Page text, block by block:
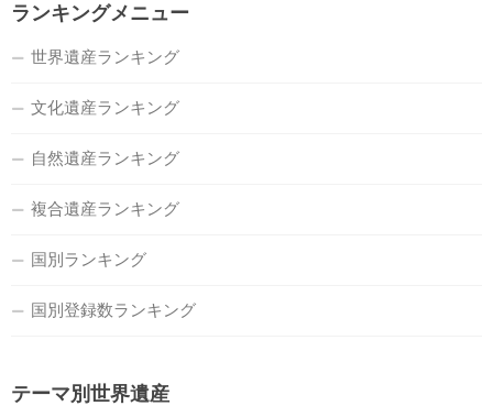
ランキングメニュー
世界遺産ランキング
文化遺産ランキング
自然遺産ランキング
複合遺産ランキング
国別ランキング
国別登録数ランキング
テーマ別世界遺産